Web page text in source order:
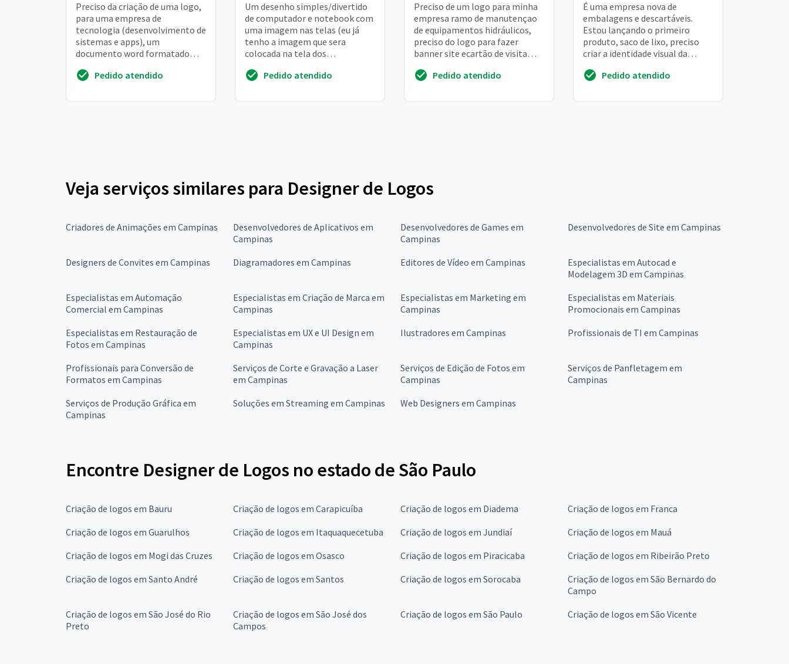
Preciso da criação de uma logo,
para uma empresa de
tecnologia (desenvolvimento de
sistemas e apps), um
documento word formatado
um layout para cartão de vis...
Pedido atendido
Um desenho simples/divertido
de computador e notebook com
uma imagem nas telas (eu já
tenho a imagem que sera
colocada na tela dos
desenhados,posso envia-la)
Pedido atendido
Preciso de um logo para minha
empresa ramo de manutençao
de equipamentos hidráulicos,
preciso do logo para fazer
banner site ecartão de visita
Pedido atendido
É uma empresa nova de
embalagens e descartáveis.
Estou lançando o primeiro
produto, saco de lixo, preciso
criar a identidade visual da
para simbolizar e refere...
Pedido atendido
Veja serviços similares para Designer de Logos
Criadores de Animações em Campinas
Desenvolvedores de Aplicativos em
Campinas
Desenvolvedores de Games em
Campinas
Desenvolvedores de Site em Campinas
Designers de Convites em Campinas Diagramadores em Campinas Editores de Vídeo em Campinas
Especialistas em Autocad e
Modelagem 3D em Campinas
Especialistas em Automação
Comercial em Campinas
Especialistas em Criação de Marca em
Campinas
Especialistas em Marketing em
Campinas
Especialistas em Materiais
Promocionais em Campinas
Especialistas em Restauração de
Fotos em Campinas
Especialistas em UX e UI Design em
Campinas
Ilustradores em Campinas Profissionais de TI em Campinas
Profissionais para Conversão de
Formatos em Campinas
Serviços de Corte e Gravação a Laser
em Campinas
Serviços de Edição de Fotos em
Campinas
Serviços de Panfletagem em
Campinas
Serviços de Produção Gráfica em
Campinas
Soluções em Streaming em Campinas Web Designers em Campinas
Encontre Designer de Logos no estado de São Paulo
Criação de logos em Bauru Criação de logos em Carapicuíba Criação de logos em Diadema
Criação de logos em Franca
Criação de logos em Guarulhos
Criação de logos em Itaquaquecetuba Criação de logos em Jundiaí
Criação de logos em Mauá
Criação de logos em Mogi das Cruzes
Criação de logos em Osasco Criação de logos em Piracicaba
Criação de logos em Ribeirão Preto
Criação de logos em Santo André
Criação de logos em Santos Criação de logos em Sorocaba
Criação de logos em São Bernardo do
Campo
Criação de logos em São José do Rio
Preto
Criação de logos em São José dos
Campos
Criação de logos em São Paulo Criação de logos em São Vicente